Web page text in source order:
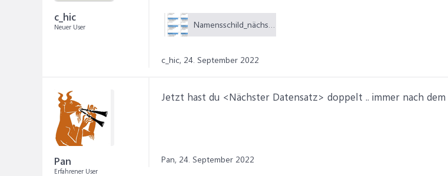
c_hic
Neuer User Namensschild_nächster Datensatz.PNG (24,6 KB)
c_hic, 24. September 2022
Pan
Erfahrener User
Jetzt hast du <Nächster Datensatz> doppelt .. immer nach
Pan, 24. September 2022